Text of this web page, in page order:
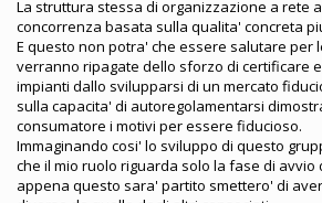
La struttura stessa di organizzazione a rete
concorrenza basata sulla qualita' concreta
E questo non potra' che essere salutare per
verranno ripagate dello sforzo di certificare
impianti dallo svilupparsi di un mercato
sulla capacita' di autoregolamentarsi
consumatore i motivi per essere fiducioso.
Immaginando cosi' lo sviluppo di questo
che il mio ruolo riguarda solo la fase di avvio
appena questo sara' partito smettero' di